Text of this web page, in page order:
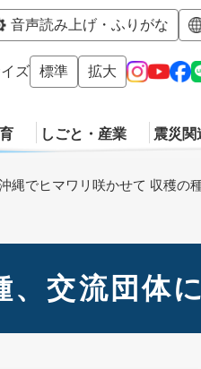
ばして本文へ
音声読み上げ・ふりがな
ズ 標準 拡大
しごと・産業 震災関
縄でヒマワリ咲かせて 収穫の
交流団体